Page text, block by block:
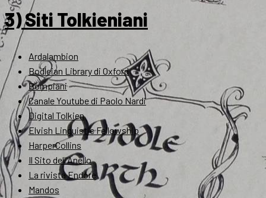
3) Siti Tolkieniani
Ardalambion
Bodleian Library di Oxford
Bompiani
Canale Youtube di Paolo Nardi
Digital Tolkien
Elvish Linguistic Fellowship
HarperCollins
Il Sito dell'Anello
La rivista Endóre
Mandos